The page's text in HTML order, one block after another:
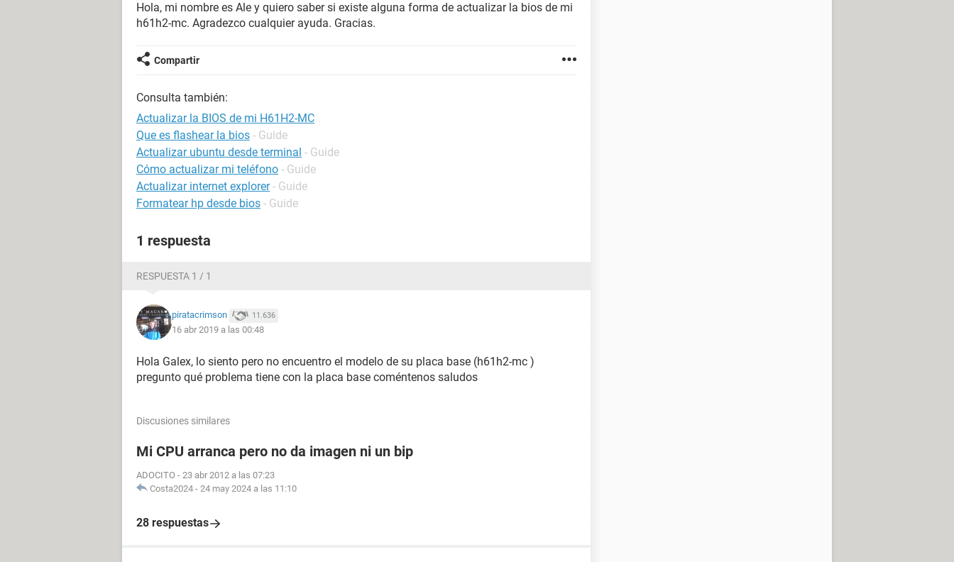
Hola, mi nombre es Ale y quiero saber si existe alguna forma de actualizar la bios de mi
h61h2-mc. Agradezco cualquier ayuda. Gracias.
Compartir
Consulta también:
Actualizar la BIOS de mi H61H2-MC
Que es flashear la bios - Guide
Actualizar ubuntu desde terminal - Guide
Cómo actualizar mi teléfono - Guide
Actualizar internet explorer - Guide
Formatear hp desde bios - Guide
1 respuesta
RESPUESTA 1 / 1
piratacrimson 11.636
16 abr 2019 a las 00:48
Hola Galex, lo siento pero no encuentro el modelo de su placa base (h61h2-mc )
pregunto qué problema tiene con la placa base coméntenos saludos
Discusiones similares
Mi CPU arranca pero no da imagen ni un bip
ADOCITO - 23 abr 2012 a las 07:23
Costa2024 - 24 may 2024 a las 11:10
28 respuestas